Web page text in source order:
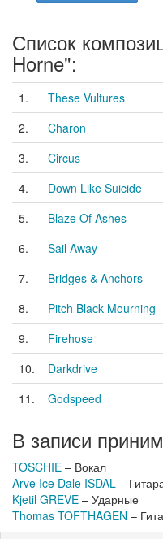
Список
Horne":
1.
These Vultures
2.
Charon
3.
Circus
4.
Down Like Suicide
5.
Blaze Of Ashes
6.
Sail Away
7.
Bridges & Anchors
8.
Pitch Black Mourning
9.
Firehose
10.
Darkdrive
11.
Godspeed
В записи
TOSCHIE – Вокал
Arve Ice Dale ISDAL –
Kjetil GREVE – Ударные
Thomas TOFTHAGEN –